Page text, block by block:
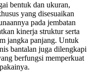
bentuk dan ukuran,
yang disesuaikan
pada jembatan
kinerja struktur serta
jangka panjang. Untuk
bantalan juga dilengkapi
berfungsi memperkuat